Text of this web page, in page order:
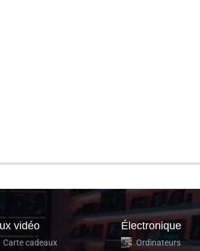
vidéo
Carte cadeaux
Électronique
Ordinateurs